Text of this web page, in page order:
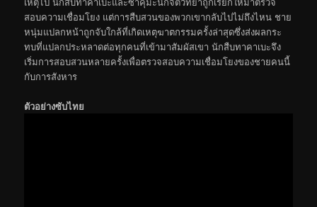
สอบความเชื่อมโยง แต่การสืบสวนของพวกเขากลับไปไม่ถึงไหน ชาย
หนุ่มแปลกหน้าถูกจับใกล้ที่เกิดเหตุฆาตกรรมครั้งล่าสุดซึ่งส่งผลกระ
ทบที่แปลกประหลาดต่อทุกคนที่เข้ามาสัมผัสเขา นักสืบทาคาเบะจึง
เริ่มการสอบสวนหลายครั้งเพื่อตรวจสอบความเชื่อมโยงของชายคนนี้
กับการสังหาร
ตัวอย่างซับไทย